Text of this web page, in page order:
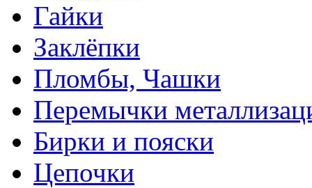
Гайки
Заклёпки
Пломбы, Чашки
Перемычки
Бирки и пояски
Цепочки